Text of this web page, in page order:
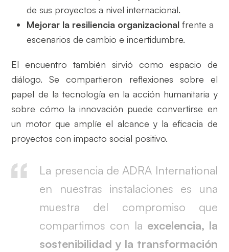
de sus proyectos a nivel internacional.
Mejorar la resiliencia organizacional frente a
escenarios de cambio e incertidumbre.
El encuentro también sirvió como espacio de
diálogo. Se compartieron reflexiones sobre el
papel de la tecnología en la acción humanitaria y
sobre cómo la innovación puede convertirse en
un motor que amplíe el alcance y la eficacia de
proyectos con impacto social positivo.
La presencia de ADRA International
en nuestras instalaciones es una
muestra del compromiso que
compartimos con la excelencia, la
sostenibilidad y la transformación